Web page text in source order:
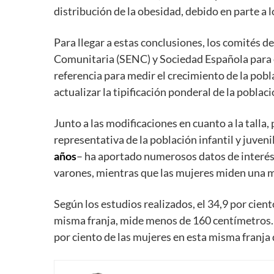
distribución de la obesidad, debido en parte a
Para llegar a estas conclusiones, los comités
Comunitaria (SENC) y Sociedad Española
referencia para medir el crecimiento de la
actualizar la tipificación ponderal de la
Junto a las modificaciones en cuanto a la
representativa de la población infantil y
años– ha aportado numerosos datos de
varones, mientras que las mujeres miden una
Según los estudios realizados, el 34,9 por
misma franja, mide menos de 160
por ciento de las mujeres en esta misma